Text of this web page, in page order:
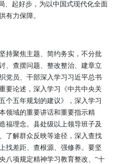
、起好步，为以中国式现代化全面
有力保障。
聚焦主题、简约务实，不分批
、查摆问题、整改整治、建章立
党员、干部深入学习习近平总书
要论述，深入学习《中共中央关
个五年规划的建议》，深入学习
领域的重要讲话和重要指示精
福理念。县处级以上领导班子及
了解群众反映等途径，深入查找
找差距、查根源、强修养。要坚
八项规定精神学习教育整改、“十